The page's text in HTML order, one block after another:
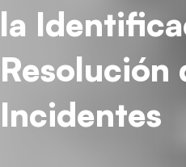
la
Resolución
Incidentes